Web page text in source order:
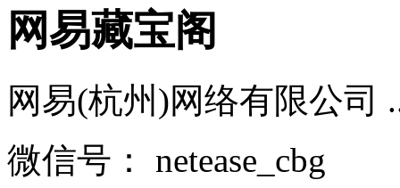
网易藏宝阁
网易(杭州)网络有限公司
微信号： netease_cbg